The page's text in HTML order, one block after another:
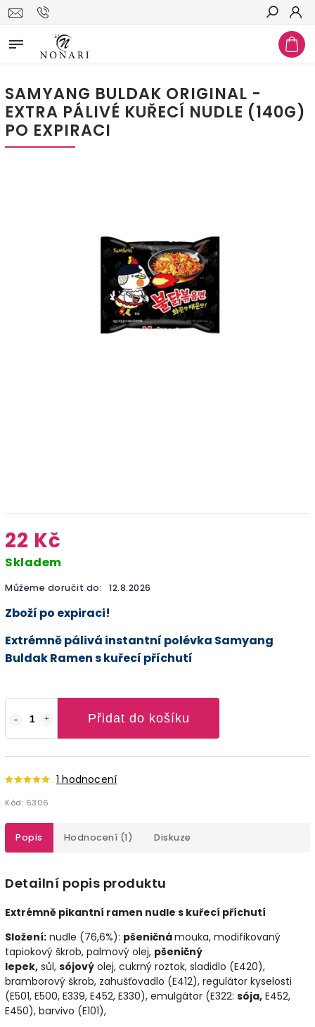
Hledat
SAMYANG BULDAK ORIGINAL -
EXTRA PÁLIVÉ KUŘECÍ NUDLE (140G)
PO EXPIRACI
22 Kč
Skladem
Můžeme doručit do: 12.8.2026
Přidat do košíku
1 hodnocení
Kód: 6306
Zboží po expiraci!
Extrémně pálivá instantní polévka Samyang
Buldak Ramen s kuřecí příchutí
Popis Hodnocení (1) Diskuze
Detailní popis produktu
Extrémně pikantní ramen nudle s kuřecí příchutí
Složení: nudle (76,6%): pšeničnámouka, modifikovaný
tapiokový škrob, palmový olej, pšeničný
lepek, sůl, sójový olej, cukrný roztok, sladidlo (E420),
bramborový škrob, zahušťovadlo (E412), regulátor kyselosti
(E501, E500, E339, E452, E330), emulgátor (E322: sója, E452,
E450), barvivo (E101),